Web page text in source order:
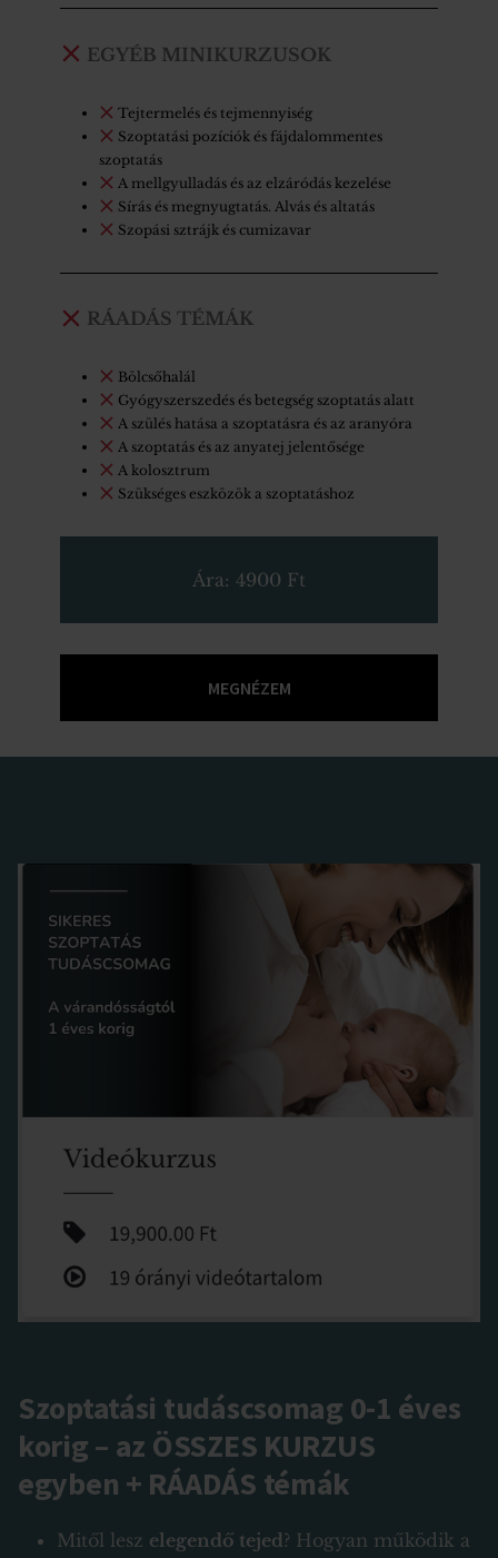
EGYÉB MINIKURZUSOK
Tejtermelés és tejmennyiség
Szoptatási pozíciók és fájdalommentes
szoptatás
A mellgyulladás és az elzáródás kezelése
Sírás és megnyugtatás. Alvás és altatás
Szopási sztrájk és cumizavar
RÁADÁS TÉMÁK
Bölcsőhalál
Gyógyszerszedés és betegség szoptatás alatt
A szülés hatása a szoptatásra és az aranyóra
A szoptatás és az anyatej jelentősége
A kolosztrum
Szükséges eszközök a szoptatáshoz
Ára: 4900 Ft
MEGNÉZEM
Szoptatási tudáscsomag 0-1 éves
korig – az ÖSSZES KURZUS
egyben + RÁADÁS témák
Mitől lesz elegendő tejed? Hogyan működik a